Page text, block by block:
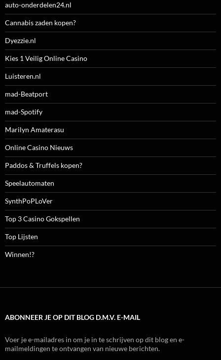
auto-onderdelen24.nl
Cannabis zaden kopen?
Dyezzie.nl
Kies 1 Veilig Online Casino
Luisteren.nl
mad-Beatport
mad-Spotify
Marilyn Amaterasu
Online Casino Nieuws
Paddos & Truffels kopen?
Speelautomaten
SynthPoPLoVer
Top 3 Casino Gokspellen
Top Lijsten
Winnen!?
ABONNEER JE OP DIT BLOG D.M.V. E-MAIL
Voer je e-mailadres in om je in te schrijven op dit blog en e-
mailmeldingen te ontvangen van nieuwe berichten.